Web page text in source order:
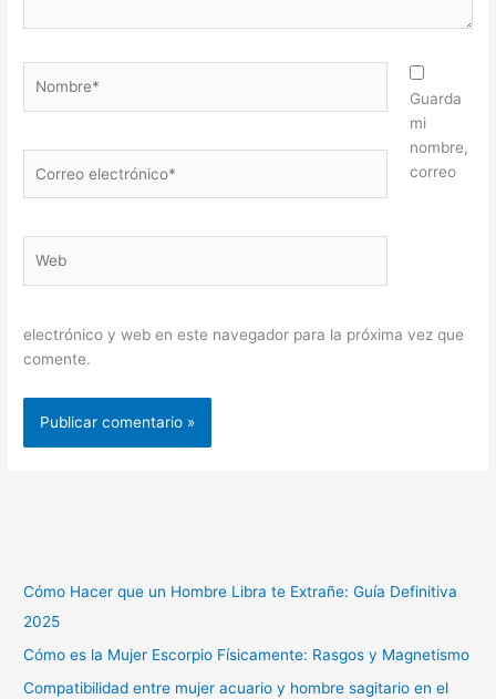
electrónico*
Guarda
mi
nombre,
correo
electrónico y web en este navegador para la próxima vez que
comente.
Cómo Hacer que un Hombre Libra te Extrañe: Guía Definitiva
2025
Cómo es la Mujer Escorpio Físicamente: Rasgos y Magnetismo
Compatibilidad entre mujer acuario y hombre sagitario en el